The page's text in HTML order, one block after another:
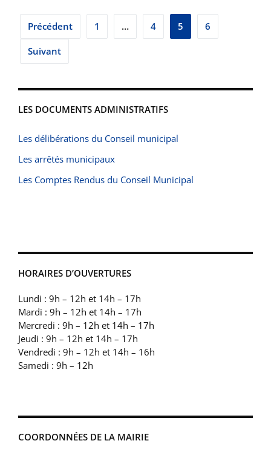
Pagination
des
publications
Précédent 1 … 4 5 6
Suivant
LES DOCUMENTS ADMINISTRATIFS
Les délibérations du Conseil municipal
Les arrêtés municipaux
Les Comptes Rendus du Conseil Municipal
HORAIRES D’OUVERTURES
Lundi : 9h – 12h et 14h – 17h
Mardi : 9h – 12h et 14h – 17h
Mercredi : 9h – 12h et 14h – 17h
Jeudi : 9h – 12h et 14h – 17h
Vendredi : 9h – 12h et 14h – 16h
Samedi : 9h – 12h
COORDONNÉES DE LA MAIRIE